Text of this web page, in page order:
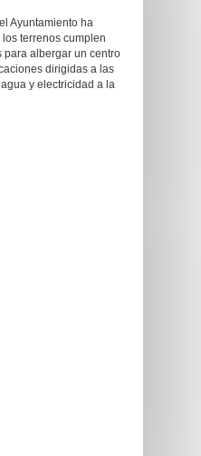
Ayuntamiento ha
terrenos cumplen
para albergar un centro
dirigidas a las
y electricidad a la